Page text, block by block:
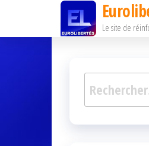
ce
Le site de
Rechercher :